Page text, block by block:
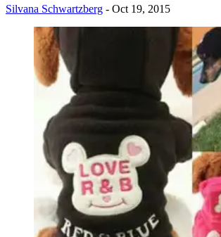
Silvana Schwartzberg - Oct 19, 2015